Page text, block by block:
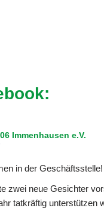
Immenhausen e.V.
in der Geschäftsstelle!
zwei neue Gesichter
tatkräftig unterstützen